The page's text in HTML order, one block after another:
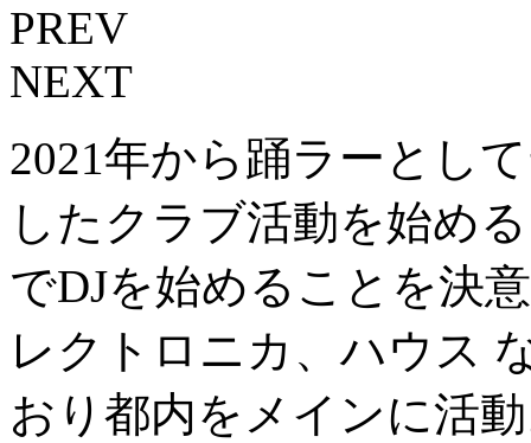
PREV
NEXT
2021年から踊ラーとし
したクラブ活動を始め
でDJを始めることを決
レクトロニカ、ハウス
おり都内をメインに活